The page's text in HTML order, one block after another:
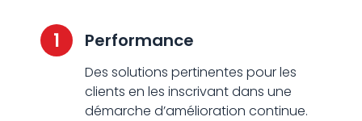
1 Performance
Des solutions pertinentes pour les
clients en les inscrivant dans une
démarche d’amélioration continue.